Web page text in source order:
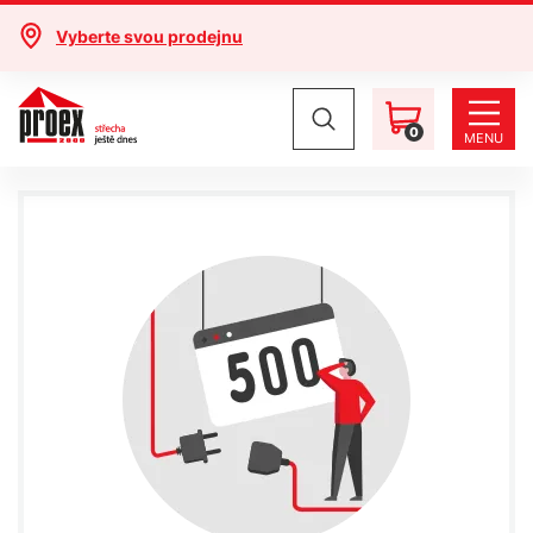
Vyberte svou prodejnu
0 MENU